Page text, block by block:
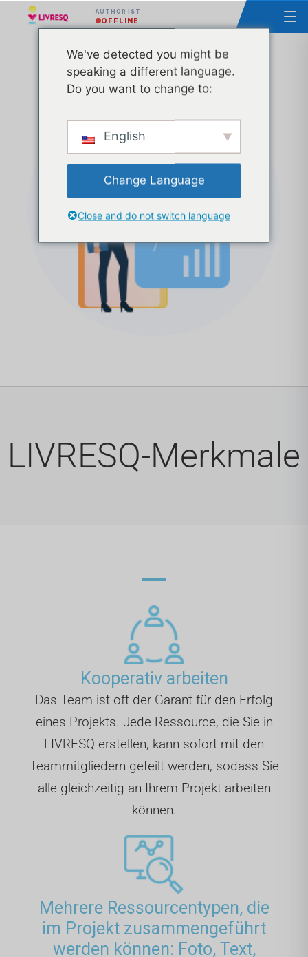
AUTHOR IST
OFFLINE
Kurs - Grundlagen der LIVRESQ - Gruppe 56
Pluxee
LIVRESQ-Merkmale
Kooperativ arbeiten
Das Team ist oft der Garant für den Erfolg
eines Projekts. Jede Ressource, die Sie in
LIVRESQ erstellen, kann sofort mit den
Teammitgliedern geteilt werden, sodass Sie
alle gleichzeitig an Ihrem Projekt arbeiten
können.
Mehrere Ressourcentypen, die
im Projekt zusammengeführt
werden können: Foto, Text,
We've detected you might be
speaking a different language.
Do you want to change to:
English
Change Language
Close and do not switch language